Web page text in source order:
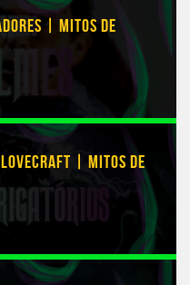
| MITOS DE
| MITOS DE